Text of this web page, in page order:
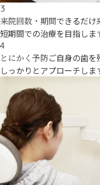
3
来院回数・期間できるだけ
短期間での治療を目指しま
4
とにかく予防ご自身の歯
しっかりとアプローチしま